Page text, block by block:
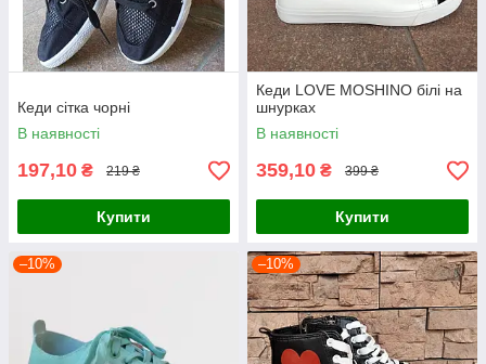
Кеди сітка чорні
В наявності
197,10 ₴ 219 ₴
Купити
Кеди LOVE MOSHINO білі на
шнурках
В наявності
359,10 ₴ 399 ₴
Купити
–10% –10%